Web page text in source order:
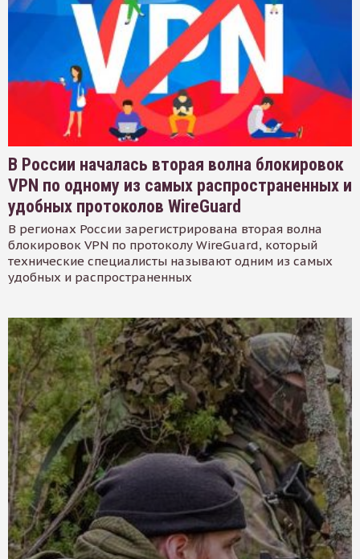
В России началась вторая волна блокировок
VPN по одному из самых распространенных и
удобных протоколов WireGuard
В регионах России зарегистрирована вторая волна
блокировок VPN по протоколу WireGuard, который
технические специалисты называют одним из самых
удобных и распространенных